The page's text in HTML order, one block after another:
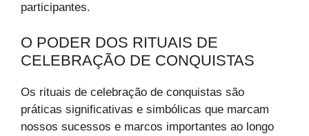
participantes.
O PODER DOS RITUAIS DE
CELEBRAÇÃO DE CONQUISTAS
Os rituais de celebração de conquistas são
práticas significativas e simbólicas que marcam
nossos sucessos e marcos importantes ao longo